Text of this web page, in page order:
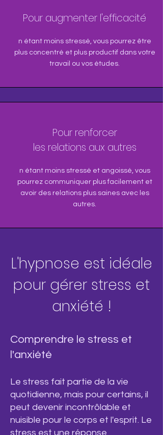
Pour augmenter l'efficacité
n étant moins stressé, vous pourrez être
plus concentré et plus productif dans votre
travail ou vos études.
Pour renforcer
les relations aux autres
n étant moins stressé et angoissé, vous
pourrez communiquer plus facilement et
avoir des relations plus saines avec les
autres.
L'hypnose est idéale
pour gérer stress et
anxiété !
Comprendre le stress et
l'anxiété
Le stress fait partie de la vie
quotidienne, mais pour certains, il
peut devenir incontrôlable et
nuisible pour le corps et l'esprit. Le
stress est une réponse